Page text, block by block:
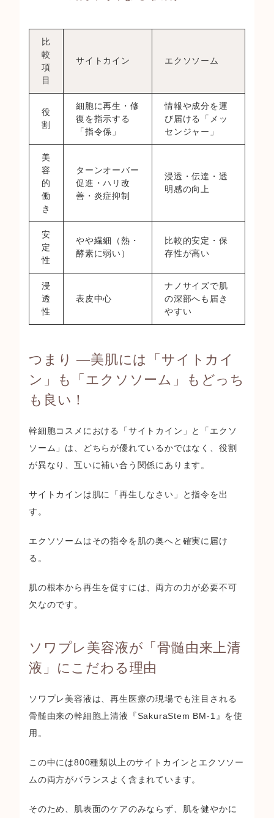
比
較
項
目
サイトカイン エクソソーム
役
割
細胞に再生・修
復を指示する
「指令係」
情報や成分を運
び届ける「メッ
センジャー」
美
容
的
働
き
ターンオーバー
促進・ハリ改
善・炎症抑制
浸透・伝達・透
明感の向上
安
定
性
やや繊細（熱・
酵素に弱い）
比較的安定・保
存性が高い
浸
透
性
表皮中心
ナノサイズで肌
の深部へも届き
やすい
つまり ―美肌には「サイトカイ
ン」も「エクソソーム」もどっち
も良い！
幹細胞コスメにおける「サイトカイン」と「エクソ
ソーム」は、どちらが優れているかではなく、役割
が異なり、互いに補い合う関係にあります。
サイトカインは肌に「再生しなさい」と指令を出
す。
エクソソームはその指令を肌の奥へと確実に届け
る。
肌の根本から再生を促すには、両方の力が必要不可
欠なのです。
ソワプレ美容液が「骨髄由来上清
液」にこだわる理由
ソワプレ美容液は、再生医療の現場でも注目される
骨髄由来の幹細胞上清液『SakuraStem BM-1』を使
用 。
この中には800種類以上のサイトカインとエクソソー
ムの両方がバランスよく含まれています。
そのため、肌表面のケアのみならず、肌を健やかに